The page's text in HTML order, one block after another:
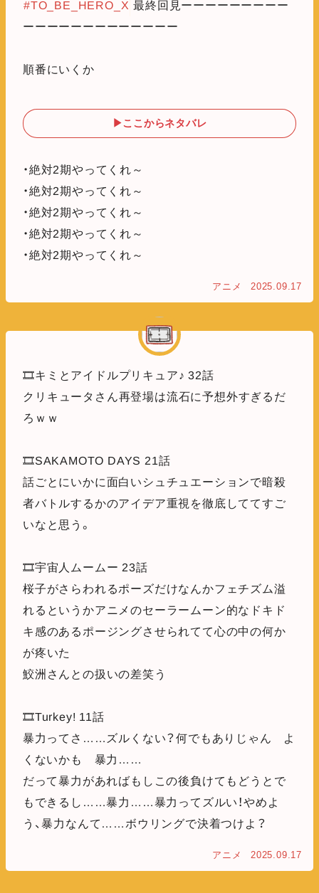
#TO_BE_HERO_X 最終回見ーーーーーーーーー
ーーーーーーーーーーーーー
順番にいくか
▶ここからネタバレ
・絶対2期やってくれ～
・絶対2期やってくれ～
・絶対2期やってくれ～
・絶対2期やってくれ～
・絶対2期やってくれ～
アニメ 2025.09.17
🎞️キミとアイドルプリキュア♪ 32話
クリキュータさん再登場は流石に予想外すぎるだ
ろｗｗ
🎞️SAKAMOTO DAYS 21話
話ごとにいかに面白いシュチュエーションで暗殺
者バトルするかのアイデア重視を徹底しててすご
いなと思う。
🎞️宇宙人ムームー 23話
桜子がさらわれるポーズだけなんかフェチズム溢
れるというかアニメのセーラームーン的なドキド
キ感のあるポージングさせられてて心の中の何か
が疼いた
鮫洲さんとの扱いの差笑う
🎞️Turkey! 11話
暴力ってさ……ズルくない？何でもありじゃん よ
くないかも 暴力……
だって暴力があればもしこの後負けてもどうとで
もできるし……暴力……暴力ってズルい！やめよ
う、暴力なんて……ボウリングで決着つけよ？
アニメ 2025.09.17